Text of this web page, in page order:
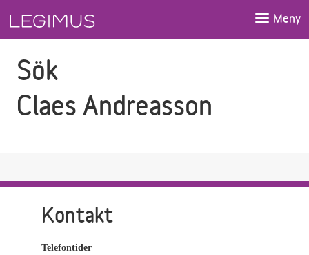
Meny
Sök
Claes Andreasson
Kontakt
Telefontider